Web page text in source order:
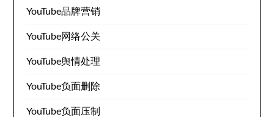
YouTube品牌营销
YouTube网络公关
YouTube舆情处理
YouTube负面删除
YouTube负面压制